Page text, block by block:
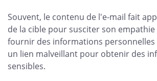
Souvent, le contenu de l'e-mail fait
de la cible pour susciter son
fournir des informations
un lien malveillant pour obtenir des
sensibles.